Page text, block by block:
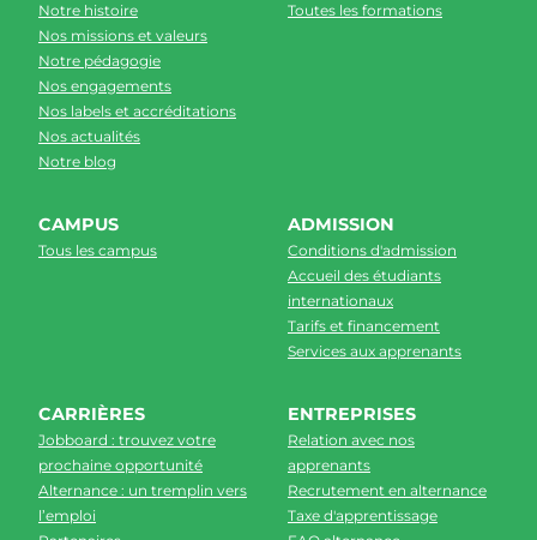
Notre histoire
Nos missions et valeurs
Notre pédagogie
Nos engagements
Nos labels et accréditations
Nos actualités
Notre blog
Toutes les formations
CAMPUS
Tous les campus
ADMISSION
Conditions d'admission
Accueil des étudiants
internationaux
Tarifs et financement
Services aux apprenants
CARRIÈRES
Jobboard : trouvez votre
prochaine opportunité
Alternance : un tremplin vers
l’emploi
ENTREPRISES
Relation avec nos
apprenants
Recrutement en alternance
Taxe d'apprentissage